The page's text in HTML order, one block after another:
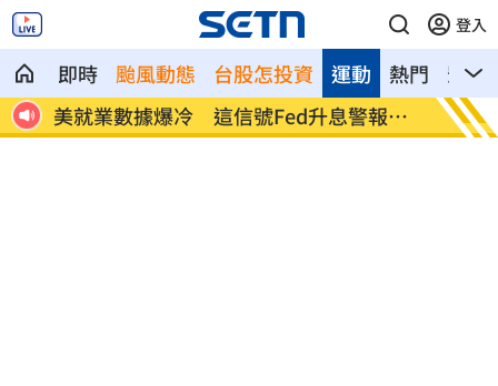
登入
即時 颱風動態 台股怎投資 熱門 影音
運動
衛
美就業數據爆冷 這信號Fed升息警報降
溫
梅西
壇